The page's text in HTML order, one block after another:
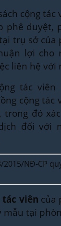
cộng
phê duyệt,
trụ sở của
lợi cho
liên hệ với
tác viên
cộng tác
đó
đối với
NĐ-CP
viên của
mẫu tại